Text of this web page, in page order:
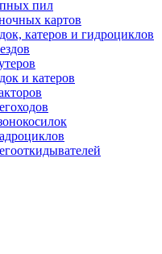
пил
картов
катеров и гидроциклов
и катеров